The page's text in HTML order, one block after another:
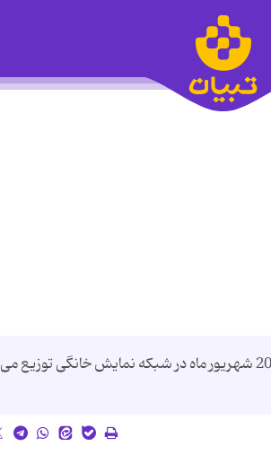
- فیلم سینمایی «به وقت شام» جدیدترین اثر ابراهیم حاتمی کیا، سه شنبه 20 شهریور ماه در شبکه نمایش خانگی توزیع می